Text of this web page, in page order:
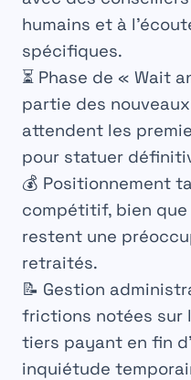
humains et à
spécifiques.
⏳ Phase de « Wait
partie des
attendent les
pour statuer
💰 Positionnement
compétitif, bien que
restent une
retraités.
📝 Gestion
frictions notées sur
tiers payant en fin
inquiétude